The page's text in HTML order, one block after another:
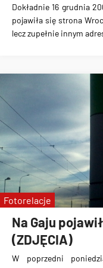
Dokładnie16 grudnia
pojawiła się strona
lecz zupełnie innym
Na Gaju
(ZDJĘCIA)
W poprzedni
Fotorelacje